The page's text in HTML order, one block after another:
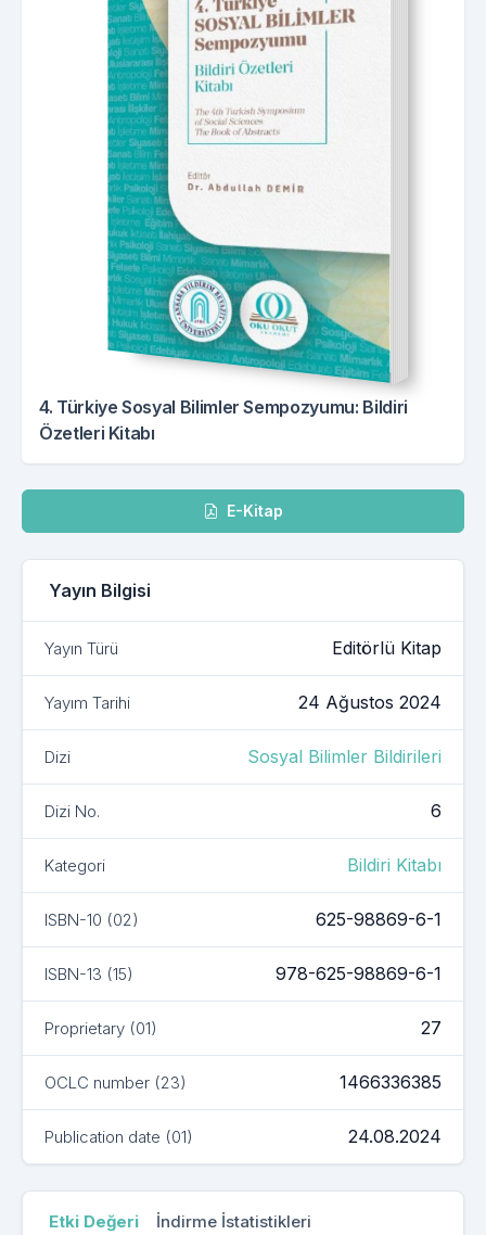
4. Türkiye Sosyal Bilimler Sempozyumu: Bildiri
Özetleri Kitabı
E-Kitap
Yayın Bilgisi
Yayın Türü Editörlü Kitap
Yayım Tarihi 24 Ağustos 2024
Dizi Sosyal Bilimler Bildirileri
Dizi No. 6
Kategori Bildiri Kitabı
Bu kitapla ilgili ayrıntılar
ISBN-10 (02) 625-98869-6-1
ISBN-13 (15) 978-625-98869-6-1
Proprietary (01) 27
OCLC number (23) 1466336385
Publication date (01) 24.08.2024
Etki Değeri İndirme İstatistikleri